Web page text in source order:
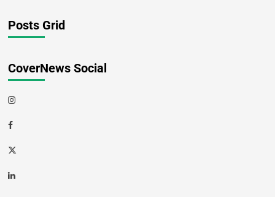
Posts Grid
CoverNews Social